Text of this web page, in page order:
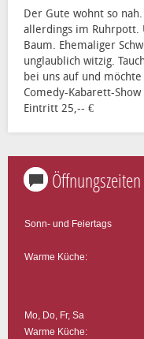
Der Gute wohnt so
allerdings im Ruhrpott.
Baum. Ehemaliger
unglaublich witzig.
bei uns auf und
Comedy-Kabarett-
Eintritt 25,-- €
Öffnungszeiten
Sonn- und Feiertags
Warme Küche:
Mo, Do, Fr, Sa
Warme Küche: